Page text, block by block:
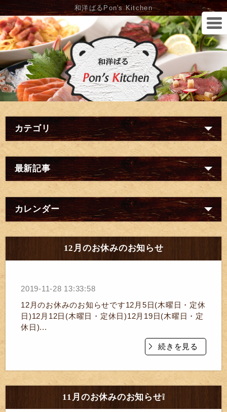
和洋ばるPon's Kitchen
カテゴリ
最新記事
カレンダー
12月のお休みのお知らせ
2019-11-28 13:33:58
12月のお休みのお知らせです12月5日(木曜日・定休
日)12月12日(木曜日・定休日)12月19日(木曜日・定
休日)...
続きを見る
11月のお休みのお知らせ❕